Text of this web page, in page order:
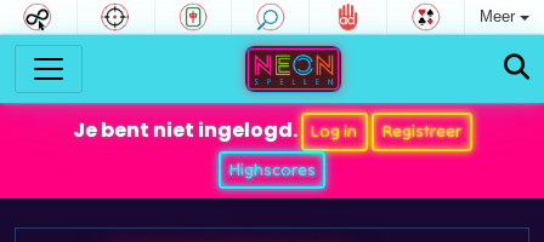
Meer
Je bent niet ingelogd. Log in
Registreer
Highscores